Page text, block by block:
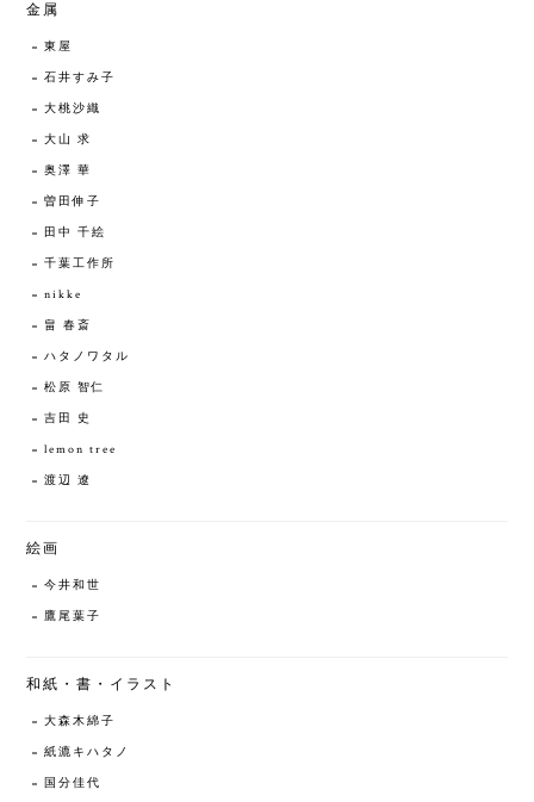
金属
東屋
石井すみ子
大桃沙織
大山 求
奥澤 華
曽田伸子
田中 千絵
千葉工作所
nikke
畠 春斎
ハタノワタル
松原 智仁
吉田 史
lemon tree
渡辺 遼
絵画
今井和世
鷹尾葉子
和紙・書・イラスト
大森木綿子
紙漉キハタノ
国分佳代